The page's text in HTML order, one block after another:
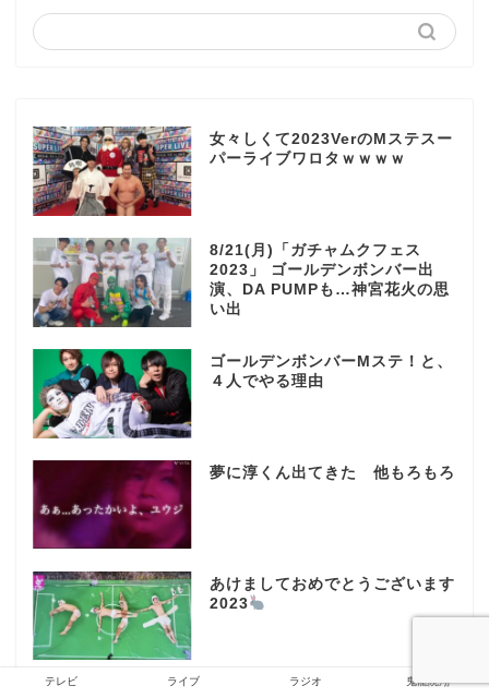
女々しくて2023VerのMステスー
パーライブワロタｗｗｗｗ
8/21(月)「ガチャムクフェス
2023」 ゴールデンボンバー出
演、DA PUMPも…神宮花火の思
い出
ゴールデンボンバーMステ！と、
４人でやる理由
夢に淳くん出てきた 他もろもろ
あけましておめでとうございます
2023
テレビ ライブ ラジオ 鬼龍院翔